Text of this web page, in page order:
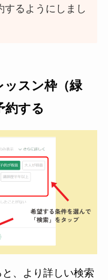
するようにしまし
ッスン枠（緑
約する
と、より詳しい検索